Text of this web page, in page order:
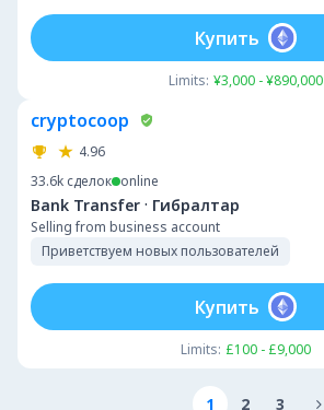
Limits: ¥3,000 - ¥890,000
Купить
cryptocoop
4.96
33.6k сделок online
Bank Transfer · Гибралтар
Selling from business account
Приветствуем новых пользователей
Limits: £100 - £9,000
Купить
1 2 3 